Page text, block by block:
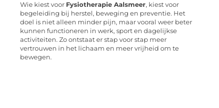
Wie kiest voor Fysiotherapie Aalsmeer, kiest voor
begeleiding bij herstel, beweging en preventie. Het
doel is niet alleen minder pijn, maar vooral weer beter
kunnen functioneren in werk, sport en dagelijkse
activiteiten. Zo ontstaat er stap voor stap meer
vertrouwen in het lichaam en meer vrijheid om te
bewegen.